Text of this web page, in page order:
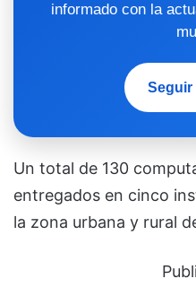
informado con la
Un total de 130
entregados en cinco
la zona urbana y rural